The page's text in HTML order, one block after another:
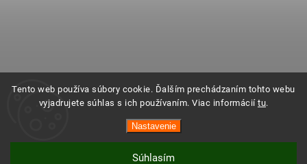
Tento web používa súbory cookie. Ďalším prechádzaním tohto webu
vyjadrujete súhlas s ich používaním. Viac informácií tu.
Nastavenie
Súhlasím